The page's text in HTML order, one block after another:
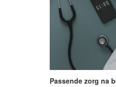
Passende zorg na